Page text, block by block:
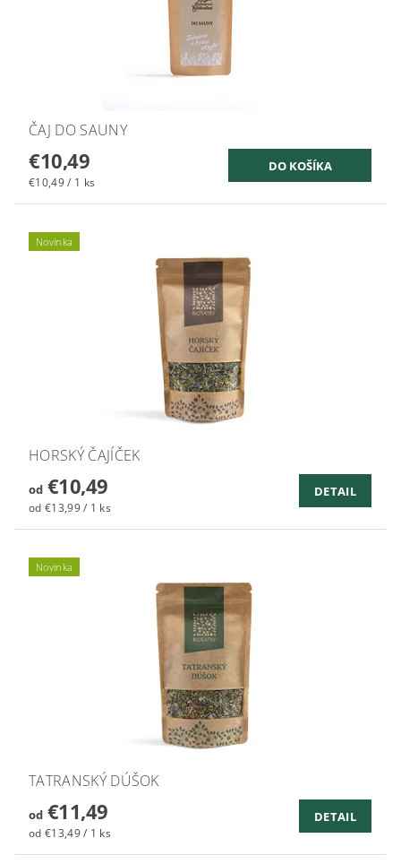
ČAJ DO SAUNY
€10,49
€10,49 / 1 ks
Novinka
HORSKÝ ČAJÍČEK
od€10,49
od €13,99 / 1 ks
DETAIL
Novinka
TATRANSKÝ DÚŠOK
od€11,49
od €13,49 / 1 ks
DETAIL